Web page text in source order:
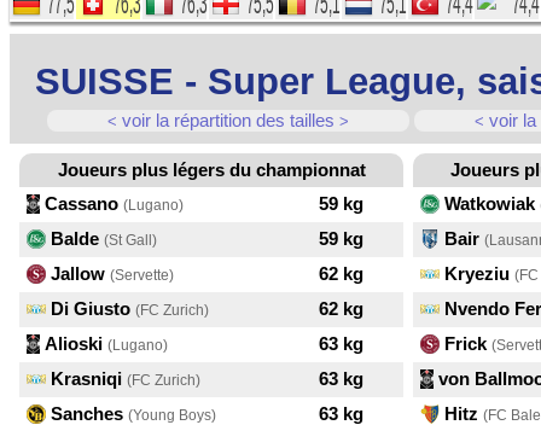
SUISSE - Super League,
< voir la répartition des tailles > < voir
Joueurs plus légers du championnat
Cassano (Lugano)
59 kg
Balde (St Gall)
59 kg
Jallow (Servette)
62 kg
Di Giusto (FC Zurich)
62 kg
Alioski (Lugano)
63 kg
Krasniqi (FC Zurich)
63 kg
Sanches (Young Boys)
63 kg
Joueurs
Watkowiak
Bair
Kryeziu
Nvendo
Frick
von
Hitz (FC